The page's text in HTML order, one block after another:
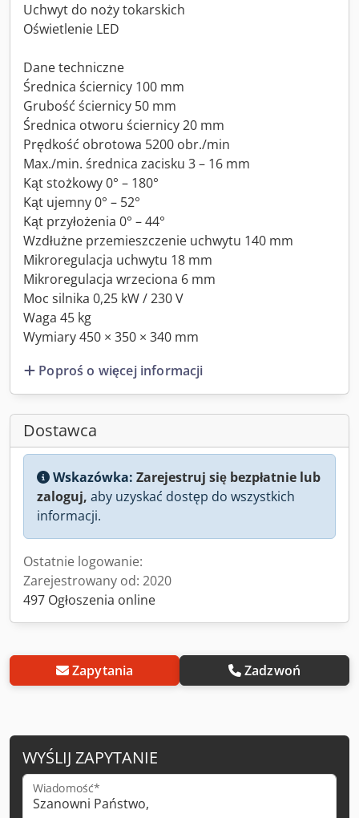
Uchwyt do noży tokarskich
Oświetlenie LED
Dane techniczne
Średnica ściernicy 100 mm
Grubość ściernicy 50 mm
Średnica otworu ściernicy 20 mm
Prędkość obrotowa 5200 obr./min
Max./min. średnica zacisku 3 – 16 mm
Kąt stożkowy 0° – 180°
Kąt ujemny 0° – 52°
Kąt przyłożenia 0° – 44°
Wzdłużne przemieszczenie uchwytu 140 mm
Mikroregulacja uchwytu 18 mm
Mikroregulacja wrzeciona 6 mm
Moc silnika 0,25 kW / 230 V
Waga 45 kg
Wymiary 450 × 350 × 340 mm
Poproś o więcej informacji
Dostawca
Wskazówka: Zarejestruj się bezpłatnie lub
zaloguj, aby uzyskać dostęp do wszystkich
informacji.
Ostatnie logowanie:
Zarejestrowany od: 2020
497 Ogłoszenia online
Zapytania Zadzwoń
WYŚLIJ ZAPYTANIE
Wiadomość*